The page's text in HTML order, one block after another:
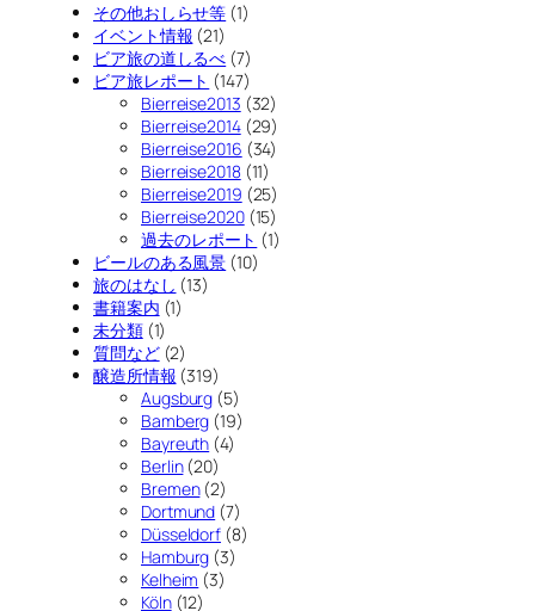
その他おしらせ等 (1)
イベント情報 (21)
ビア旅の道しるべ (7)
ビア旅レポート (147)
Bierreise2013 (32)
Bierreise2014(29)
Bierreise2016 (34)
Bierreise2018(11)
Bierreise2019 (25)
Bierreise2020(15)
過去のレポート (1)
ビールのある風景 (10)
旅のはなし (13)
書籍案内 (1)
未分類(1)
質問など(2)
醸造所情報 (319)
Augsburg (5)
Bamberg (19)
Bayreuth (4)
Berlin(20)
Bremen(2)
Dortmund (7)
Düsseldorf (8)
Hamburg (3)
Kelheim (3)
Köln(12)